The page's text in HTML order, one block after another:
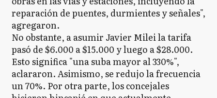
reparación de puentes, durmientes y señales",
agregaron.
No obstante, a asumir Javier Milei la tarifa
pasó de $6.000 a $15.000 y luego a $28.000.
Esto significa "una suba mayor al 330%",
aclararon. Asimismo, se redujo la frecuencia
un 70%. Por otra parte, los concejales